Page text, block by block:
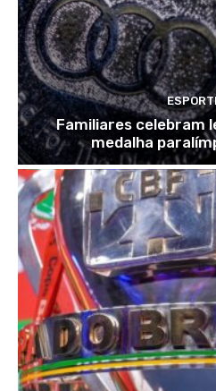
Familiares celebram
medalha